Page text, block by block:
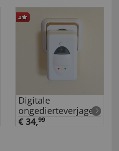
4
Digitale
ongedierteverjager
€ 34,99